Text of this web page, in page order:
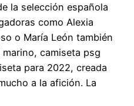
la selección española
como Alexia
o María León también
camiseta psg
para 2022, creada
a la afición. La